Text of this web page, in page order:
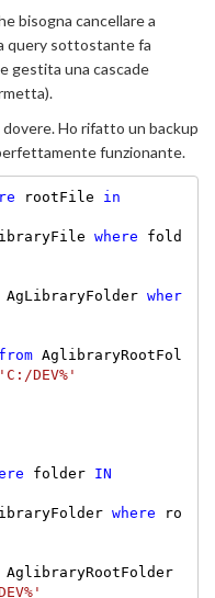
bisogna cancellare a
query sottostante fa
gestita una cascade
Ho rifatto un backup
funzionante.
rootFile in
where fold
wher
from AglibraryRootFol
'C:/DEV%'
folder IN
where ro
AglibraryRootFolder